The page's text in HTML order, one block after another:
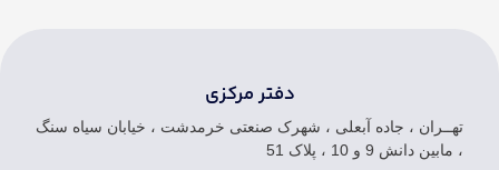
دفتر مرکزی
تهــران ، جاده آبعلی ، شهرک صنعتی خرمدشت ، خیابان سیاه سنگ
، مابین دانش 9 و 10 ، پلاک 51